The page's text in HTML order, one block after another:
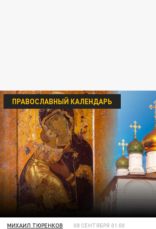
ПРАВОСЛАВНЫЙ КАЛЕНДАРЬ
МИХАИЛ ТЮРЕНКОВ 08 СЕНТЯБРЯ 01:00